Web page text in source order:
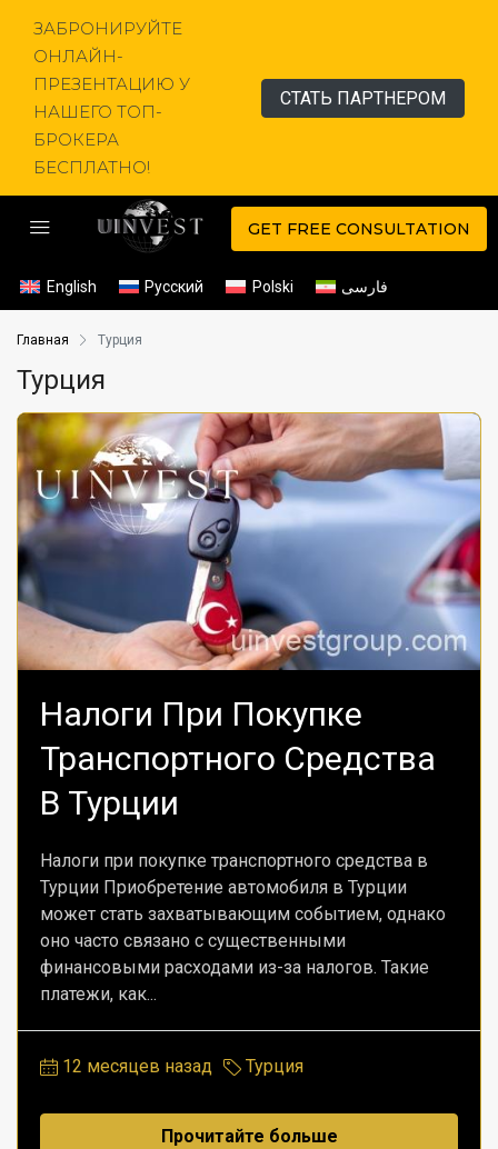
ЗАБРОНИРУЙТЕ
ОНЛАЙН-
ПРЕЗЕНТАЦИЮ У
НАШЕГО ТОП-
БРОКЕРА
БЕСПЛАТНО!
СТАТЬ ПАРТНЕРОМ
GET FREE CONSULTATION
English Русский Polski فارسی
Главная Турция
Турция
Налоги При Покупке
Транспортного Средства
В Турции
Налоги при покупке транспортного средства в
Турции Приобретение автомобиля в Турции
может стать захватывающим событием, однако
оно часто связано с существенными
финансовыми расходами из-за налогов. Такие
платежи, как...
12 месяцев назад Турция
Прочитайте больше